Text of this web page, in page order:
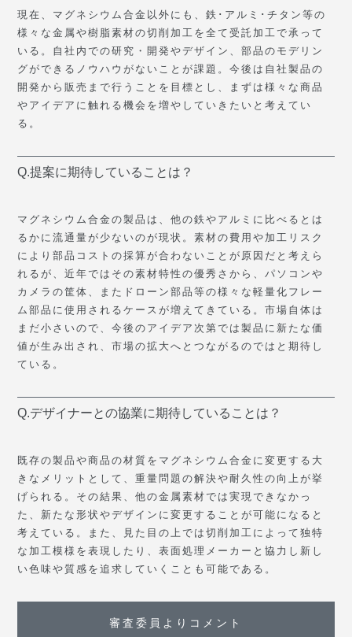
現在、マグネシウム合金以外にも、鉄･アルミ･チタン等の
様々な金属や樹脂素材の切削加工を全て受託加工で承って
いる。自社内での研究・開発やデザイン、部品のモデリン
グができるノウハウがないことが課題。今後は自社製品の
開発から販売まで行うことを目標とし、まずは様々な商品
やアイデアに触れる機会を増やしていきたいと考えてい
る。
Q.提案に期待していることは？
マグネシウム合金の製品は、他の鉄やアルミに比べるとは
るかに流通量が少ないのが現状。素材の費用や加工リスク
により部品コストの採算が合わないことが原因だと考えら
れるが、近年ではその素材特性の優秀さから、パソコンや
カメラの筐体、またドローン部品等の様々な軽量化フレー
ム部品に使用されるケースが増えてきている。市場自体は
まだ小さいので、今後のアイデア次第では製品に新たな価
値が生み出され、市場の拡大へとつながるのではと期待し
ている。
Q.デザイナーとの協業に期待していることは？
既存の製品や商品の材質をマグネシウム合金に変更する大
きなメリットとして、重量問題の解決や耐久性の向上が挙
げられる。その結果、他の金属素材では実現できなかっ
た、新たな形状やデザインに変更することが可能になると
考えている。また、見た目の上では切削加工によって独特
な加工模様を表現したり、表面処理メーカーと協力し新し
い色味や質感を追求していくことも可能である。
審査委員よりコメント